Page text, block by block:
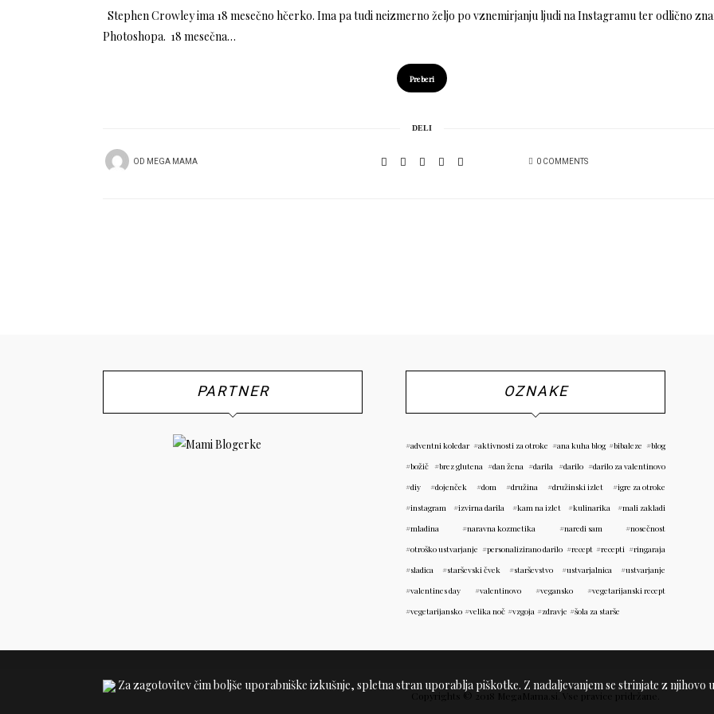
Stephen Crowley ima 18 mesečno hčerko. Ima pa tudi neizmerno željo po vznemirjanju ljudi na Instagramu ter odlično
Photoshopa. 18 mesečna…
Preberi
DELI
OD MEGA MAMA 0 COMMENTS
PARTNER OZNAKE
adventni koledar aktivnosti za otroke ana kuha blog bibaleze
blog
božič
brez glutena dan žena darila darilo
darilo za valentinovo
diy
dojenček dom družina družinski izlet
igre za otroke
instagram
izvirna darila kam na izlet kulinarika
mali zakladi
mladina
naravna kozmetika naredi sam
nosečnost
otroško ustvarjanje
personalizirano darilo recept recepti
ringaraja
sladica
starševski čvek starševstvo ustvarjalnica
ustvarjanje
valentines day
valentinovo vegansko
vegetarijanski recept
vegetarijansko
velika noč vzgoja zdravje šola za starše
Copyrights © 2018 MegaMama.si. Vse pravice pridržane.
Za zagotovitev čim boljše uporabniške izkušnje, spletna stran uporablja piškotke. Z nadaljevanjem se strinjate z njihovo